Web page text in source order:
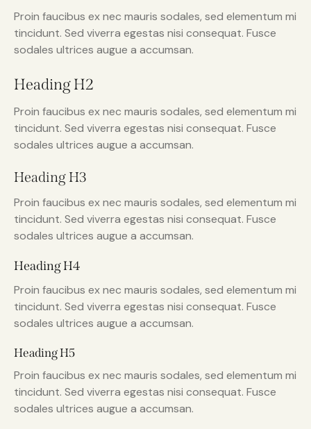
Proin faucibus ex nec mauris sodales, sed elementum mi
tincidunt. Sed viverra egestas nisi consequat. Fusce
sodales ultrices augue a accumsan.
Heading H2
Proin faucibus ex nec mauris sodales, sed elementum mi
tincidunt. Sed viverra egestas nisi consequat. Fusce
sodales ultrices augue a accumsan.
Heading H3
Proin faucibus ex nec mauris sodales, sed elementum mi
tincidunt. Sed viverra egestas nisi consequat. Fusce
sodales ultrices augue a accumsan.
Heading H4
Proin faucibus ex nec mauris sodales, sed elementum mi
tincidunt. Sed viverra egestas nisi consequat. Fusce
sodales ultrices augue a accumsan.
Heading H5
Proin faucibus ex nec mauris sodales, sed elementum mi
tincidunt. Sed viverra egestas nisi consequat. Fusce
sodales ultrices augue a accumsan.